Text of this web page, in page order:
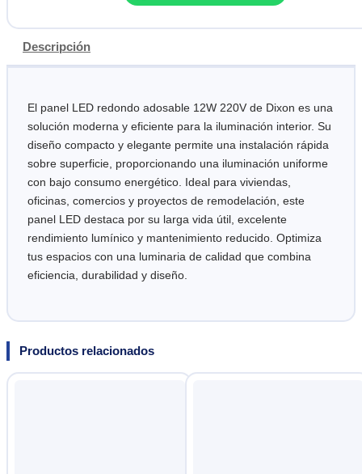
Descripción
El panel LED redondo adosable 12W 220V de Dixon es una
solución moderna y eficiente para la iluminación interior. Su
diseño compacto y elegante permite una instalación rápida
sobre superficie, proporcionando una iluminación uniforme
con bajo consumo energético. Ideal para viviendas,
oficinas, comercios y proyectos de remodelación, este
panel LED destaca por su larga vida útil, excelente
rendimiento lumínico y mantenimiento reducido. Optimiza
tus espacios con una luminaria de calidad que combina
eficiencia, durabilidad y diseño.
Productos relacionados